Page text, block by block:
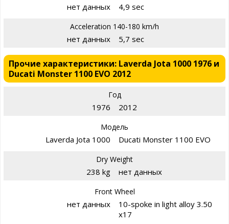
нет данных 4,9 sec
Acceleration 140-180 km/h
нет данных 5,7 sec
Прочие характеристики: Laverda Jota 1000 1976 и
Ducati Monster 1100 EVO 2012
Год
1976 2012
Модель
Laverda Jota 1000 Ducati Monster 1100 EVO
Dry Weight
238 kg нет данных
Front Wheel
нет данных
10-spoke in light alloy 3.50
x17